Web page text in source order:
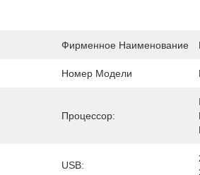
Фирменное Наименование
Номер Модели
Процессор:
USB: